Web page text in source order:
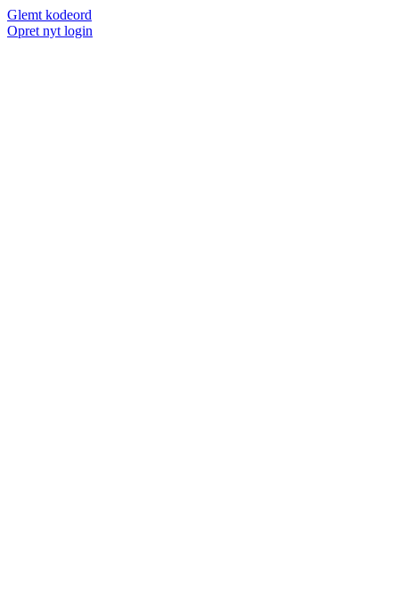
Glemt kodeord
Opret nyt login